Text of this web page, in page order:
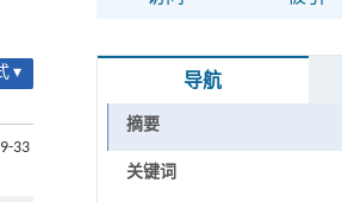
▾
33
导航
摘要
关键词